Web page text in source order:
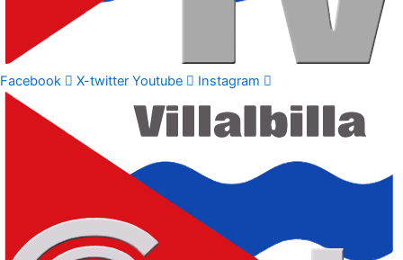
Facebook X-twitter Youtube Instagram